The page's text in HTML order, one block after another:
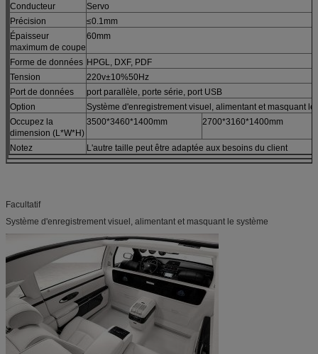
Conducteur
Servo
Précision
≤0.1mm
Épaisseur
maximum de coupe
60mm
Forme de données HPGL, DXF, PDF
Tension
220v±10%50Hz
Port de données
port parallèle, porte série, port USB
Option
Système d'enregistrement visuel, alimentant et masquant le
Occupez la
dimension (L*W*H)
3500*3460*1400mm 2700*3160*1400mm
Notez L'autre taille peut être adaptée aux besoins du client
Facultatif
Système d'enregistrement visuel, alimentant et masquant le système